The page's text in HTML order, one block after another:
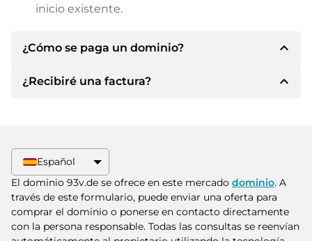
inicio existente.
¿Cómo se paga un dominio? expand_less
Tras llegar a un acuerdo, el propietario le
Paypal u otros métodos de pago.
Indique siempre el nombre de dominio y el
número de factura al realizar la transferencia.
¿Recibiré una factura? expand_less
superiores, también recibirá un contrato de
compra adicional si lo solicita.
Español
El dominio 93v.de se ofrece en este mercado dominio. A
través de este formulario, puede enviar una oferta para
comprar el dominio o ponerse en contacto directamente
con la persona responsable. Todas las consultas se reenvían